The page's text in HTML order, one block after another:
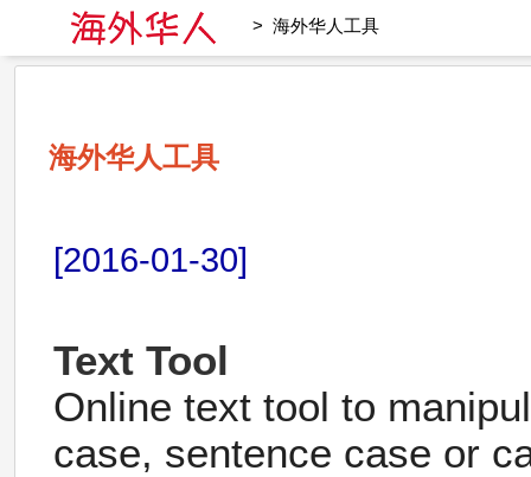
> 海外华人工具
海外华人工具
[2016-01-30]
Text Tool
Online text tool to
case, sentence case or